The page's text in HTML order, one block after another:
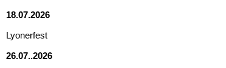
18.07.2026
Lyonerfest
26.07..2026